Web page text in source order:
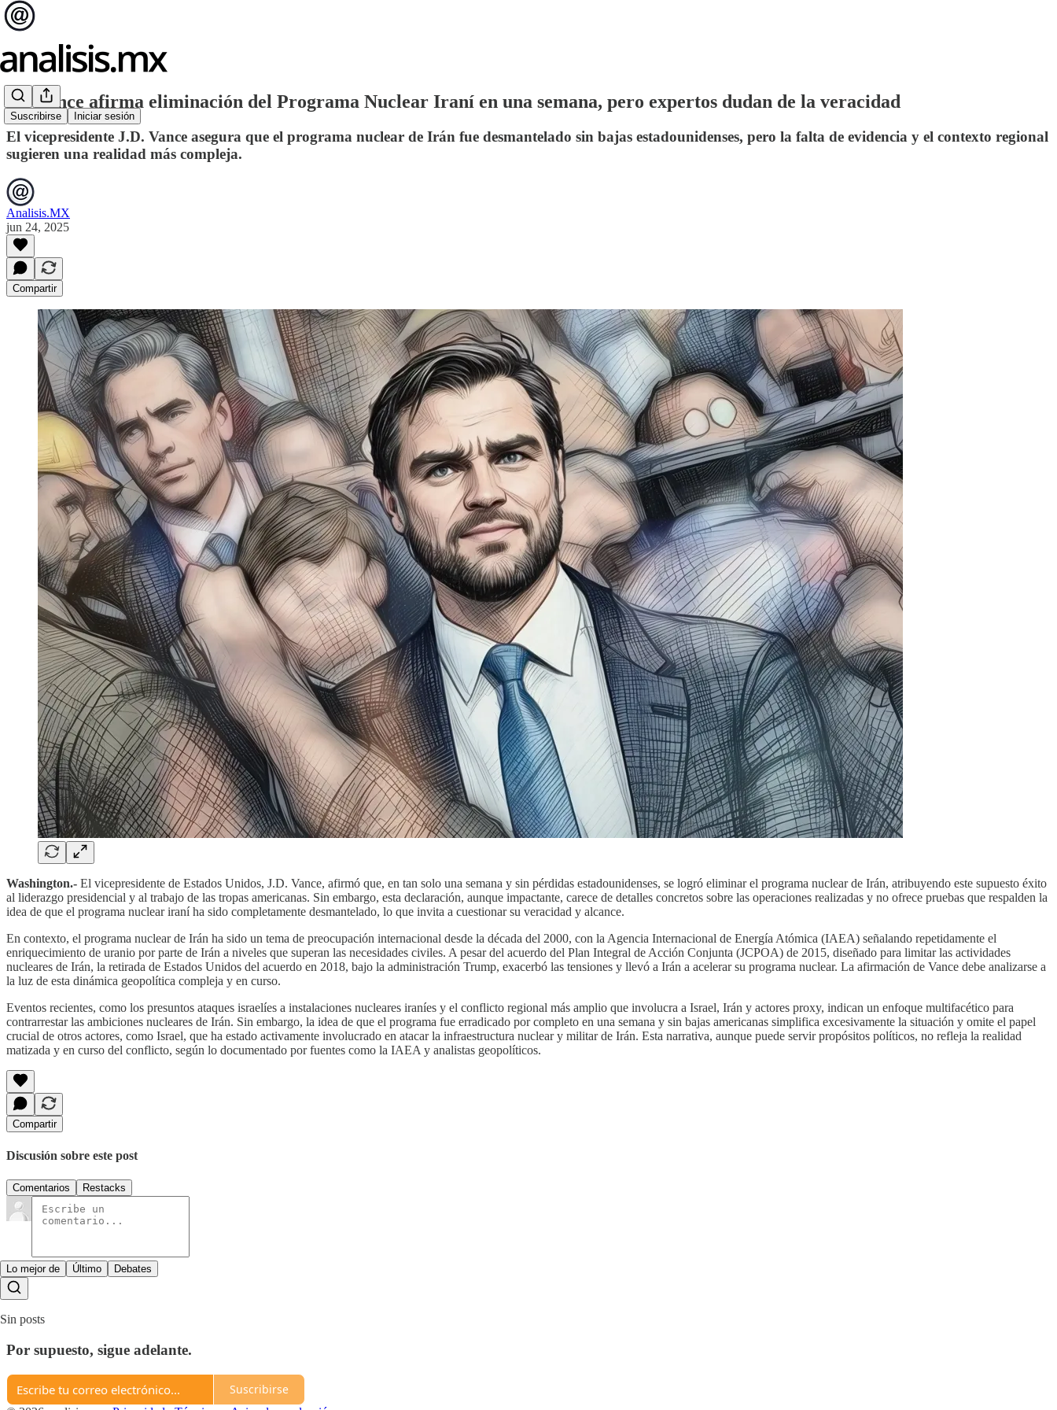
Suscribirse Iniciar sesión
VP Vance afirma eliminación del Programa Nuclear Iraní en una semana, pero expertos dudan de la veracidad
El vicepresidente J.D. Vance asegura que el programa nuclear de Irán fue desmantelado sin bajas estadounidenses, pero la falta de evidencia y el contexto regional
sugieren una realidad más compleja.
Analisis.MX
jun 24, 2025
Compartir
Washington.- El vicepresidente de Estados Unidos, J.D. Vance, afirmó que, en tan solo una semana y sin pérdidas estadounidenses, se logró eliminar el programa nuclear de Irán, atribuyendo este supuesto éxito
al liderazgo presidencial y al trabajo de las tropas americanas. Sin embargo, esta declaración, aunque impactante, carece de detalles concretos sobre las operaciones realizadas y no ofrece pruebas que respalden la
idea de que el programa nuclear iraní ha sido completamente desmantelado, lo que invita a cuestionar su veracidad y alcance.
En contexto, el programa nuclear de Irán ha sido un tema de preocupación internacional desde la década del 2000, con la Agencia Internacional de Energía Atómica (IAEA) señalando repetidamente el
enriquecimiento de uranio por parte de Irán a niveles que superan las necesidades civiles. A pesar del acuerdo del Plan Integral de Acción Conjunta (JCPOA) de 2015, diseñado para limitar las actividades
nucleares de Irán, la retirada de Estados Unidos del acuerdo en 2018, bajo la administración Trump, exacerbó las tensiones y llevó a Irán a acelerar su programa nuclear. La afirmación de Vance debe analizarse a
la luz de esta dinámica geopolítica compleja y en curso.
Eventos recientes, como los presuntos ataques israelíes a instalaciones nucleares iraníes y el conflicto regional más amplio que involucra a Israel, Irán y actores proxy, indican un enfoque multifacético para
contrarrestar las ambiciones nucleares de Irán. Sin embargo, la idea de que el programa fue erradicado por completo en una semana y sin bajas americanas simplifica excesivamente la situación y omite el papel
crucial de otros actores, como Israel, que ha estado activamente involucrado en atacar la infraestructura nuclear y militar de Irán. Esta narrativa, aunque puede servir propósitos políticos, no refleja la realidad
matizada y en curso del conflicto, según lo documentado por fuentes como la IAEA y analistas geopolíticos.
Compartir
Discusión sobre este post
Comentarios Restacks
Lo mejor de Último Debates
Sin posts
Por supuesto, sigue adelante.
Suscribirse